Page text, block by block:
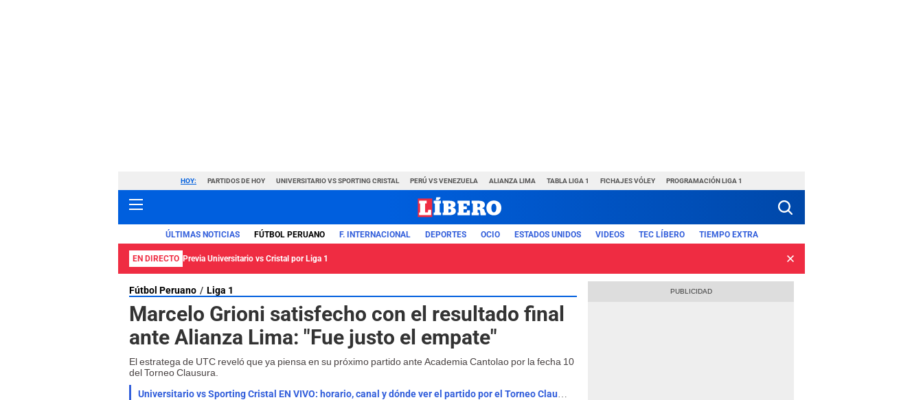
HOY: PARTIDOS DE HOY UNIVERSITARIO VS SPORTING CRISTAL PERÚ VS VENEZUELA ALIANZA LIMA TABLA LIGA 1 FICHAJES VÓLEY PROGRAMACIÓN LIGA 1
ÚLTIMAS NOTICIAS FÚTBOL PERUANO F. INTERNACIONAL DEPORTES OCIO ESTADOS UNIDOS VIDEOS TEC LÍBERO TIEMPO EXTRA
EN DIRECTO Previa Universitario vs Cristal por Liga 1
Fútbol Peruano Liga 1
Marcelo Grioni satisfecho con el resultado final
ante Alianza Lima: "Fue justo el empate"
El estratega de UTC reveló que ya piensa en su próximo partido ante Academia Cantolao por la fecha 10
del Torneo Clausura.
Universitario vs Sporting Cristal EN VIVO: horario, canal y dónde ver el partido por el Torneo Clausura